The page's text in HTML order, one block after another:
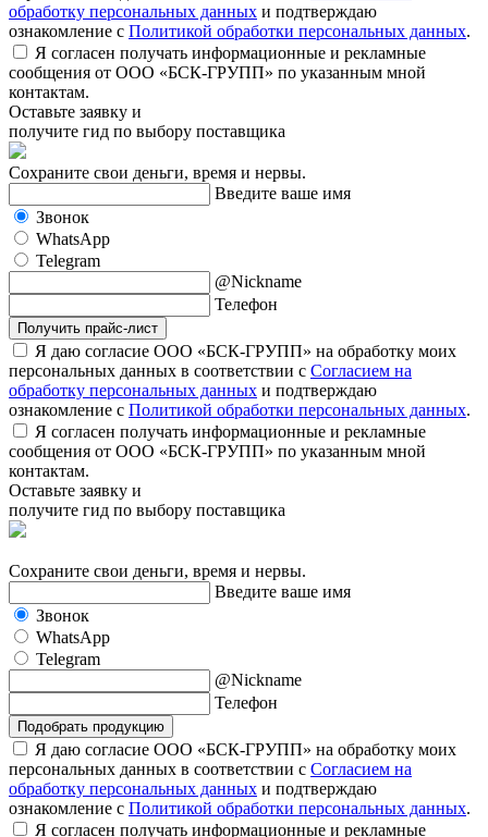
обработку персональных данных и подтверждаю
ознакомление с Политикой обработки персональных данных.
Я согласен получать информационные и рекламные
сообщения от ООО «БСК-ГРУПП» по указанным мной
контактам.
Оставьте заявку и
получите гид по выбору поставщика
Сохраните свои деньги, время и нервы.
Введите ваше имя
Звонок
WhatsApp
Telegram
@Nickname
Телефон
Получить прайс-лист
Я даю согласие ООО «БСК-ГРУПП» на обработку моих
персональных данных в соответствии с Согласием на
обработку персональных данных и подтверждаю
ознакомление с Политикой обработки персональных данных.
Я согласен получать информационные и рекламные
сообщения от ООО «БСК-ГРУПП» по указанным мной
контактам.
Оставьте заявку и
получите гид по выбору поставщика
Сохраните свои деньги, время и нервы.
Введите ваше имя
Звонок
WhatsApp
Telegram
@Nickname
Телефон
Подобрать продукцию
Я даю согласие ООО «БСК-ГРУПП» на обработку моих
персональных данных в соответствии с Согласием на
обработку персональных данных и подтверждаю
ознакомление с Политикой обработки персональных данных.
Я согласен получать информационные и рекламные